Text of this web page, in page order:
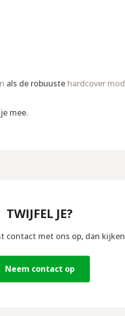
als de robuuste hardcover
mee.
TWIJFEL JE?
contact met ons op, dan
Neem contact op